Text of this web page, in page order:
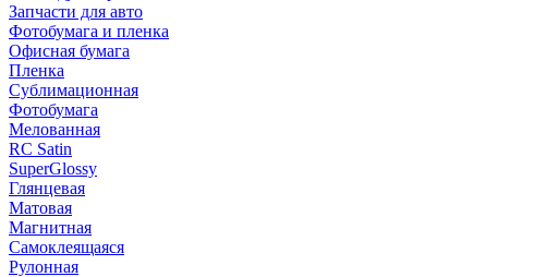
Запчасти для авто
Фотобумага и пленка
Офисная бумага
Пленка
Сублимационная
Фотобумага
Мелованная
RC Satin
SuperGlossy
Глянцевая
Матовая
Магнитная
Самоклеящаяся
Рулонная